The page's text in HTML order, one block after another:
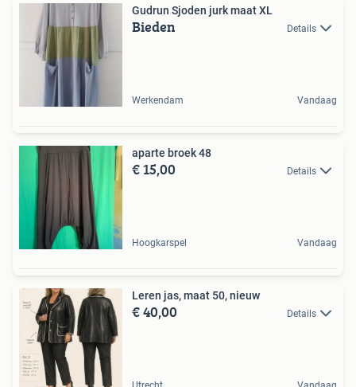
Gudrun Sjoden jurk maat XL
Bieden Details
Werkendam Vandaag
aparte broek 48
€ 15,00 Details
Hoogkarspel Vandaag
Leren jas, maat 50, nieuw
€ 40,00 Details